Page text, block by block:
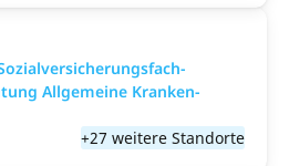
All­gemeine Kranken­
+27 weitere Standorte